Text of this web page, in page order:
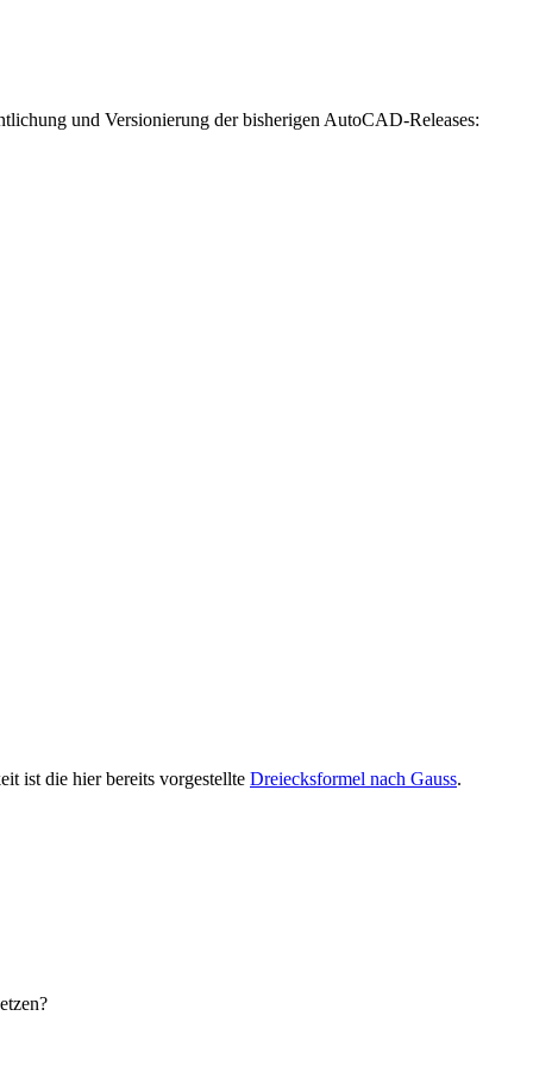
und Versionierung der bisherigen AutoCAD-Releases:
ist die hier bereits vorgestellte Dreiecksformel nach Gauss.